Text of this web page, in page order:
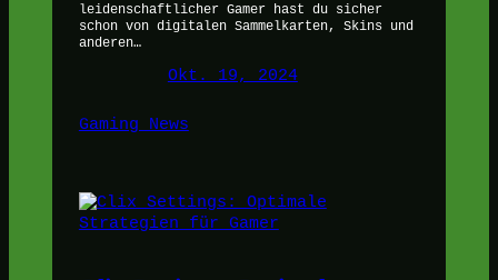
leidenschaftlicher Gamer hast du sicher
schon von digitalen Sammelkarten, Skins und
anderen…
Okt. 19, 2024
Gaming News